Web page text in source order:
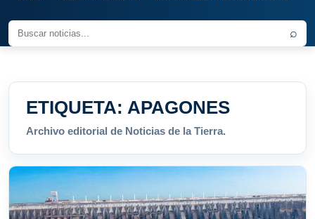
⌕
ETIQUETA: APAGONES
Archivo editorial de Noticias de la Tierra.